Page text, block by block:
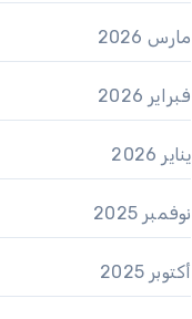
مارس 2026
فبراير 2026
يناير 2026
نوفمبر 2025
أكتوبر 2025